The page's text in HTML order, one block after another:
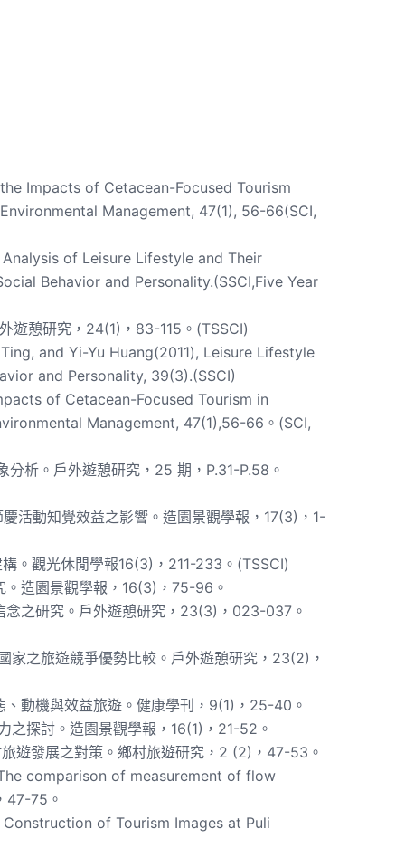
Impacts of Cetacean-Focused Tourism
Management, 47(1), 56-66(SCI,
of Leisure Lifestyle and Their
Behavior and Personality.(SSCI,Five Year
遊憩研究，24(1)，83-115。(TSSCI)
and Yi-Yu Huang(2011), Leisure Lifestyle
and Personality, 39(3).(SSCI)
of Cetacean-Focused Tourism in
Management, 47(1),56-66。(SCI,
析。戶外遊憩研究，25 期，P.31-P.58。
活動知覺效益之影響。造園景觀學報，17(3)，1-
。觀光休閒學報16(3)，211-233。(TSSCI)
造園景觀學報，16(3)，75-96。
之研究。戶外遊憩研究，23(3)，023-037。
之旅遊競爭優勢比較。戶外遊憩研究，23(2)，
動機與效益旅遊。健康學刊，9(1)，25-40。
探討。造園景觀學報，16(1)，21-52。
遊發展之對策。鄉村旅遊研究，2 (2)，47-53。
comparison of measurement of flow
75。
of Tourism Images at Puli